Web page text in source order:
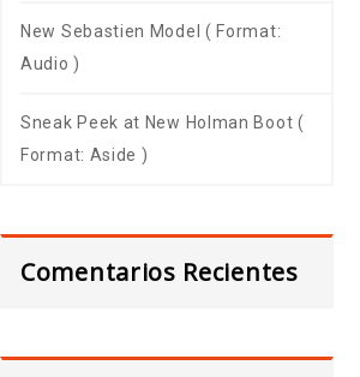
New Sebastien Model ( Format:
Audio )
Sneak Peek at New Holman Boot (
Format: Aside )
Comentarios Recientes